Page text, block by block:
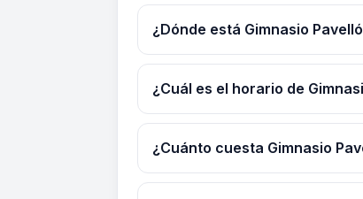
¿Dónde está Gimnasio
¿Cuál es el horario de
¿Cuánto cuesta Gimnasio